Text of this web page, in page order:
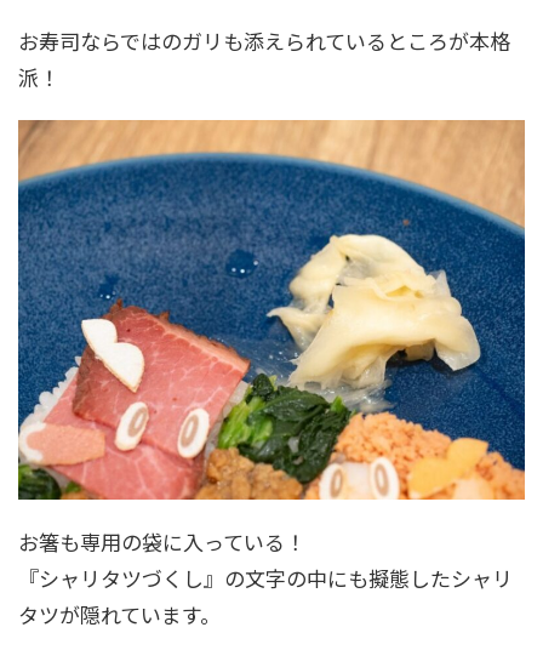
お寿司ならではのガリも添えられているところが本格
派！
お箸も専用の袋に入っている！
『シャリタツづくし』の文字の中にも擬態したシャリ
タツが隠れています。